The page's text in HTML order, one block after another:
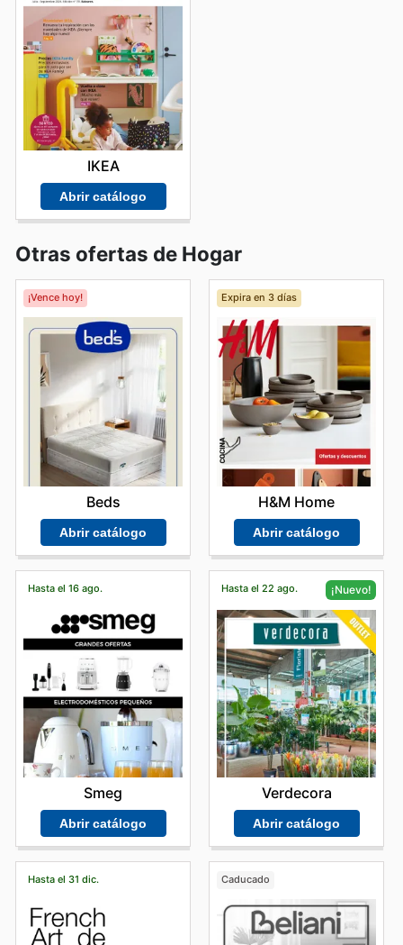
IKEA
Abrir catálogo
Otras ofertas de Hogar
¡Vence hoy!
Beds
Abrir catálogo
Expira en 3 días
H&M Home
Abrir catálogo
Hasta el 16 ago.
Smeg
Abrir catálogo
Hasta el 22 ago. ¡Nuevo!
Verdecora
Abrir catálogo
Hasta el 31 dic. Caducado